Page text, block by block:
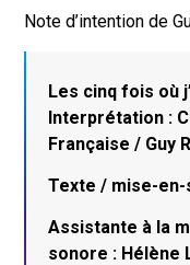
Note d’intention de
Les cinq fois où
Interprétation :
Française / Guy
Texte / mise-en-
Assistante à la
sonore : Hélène